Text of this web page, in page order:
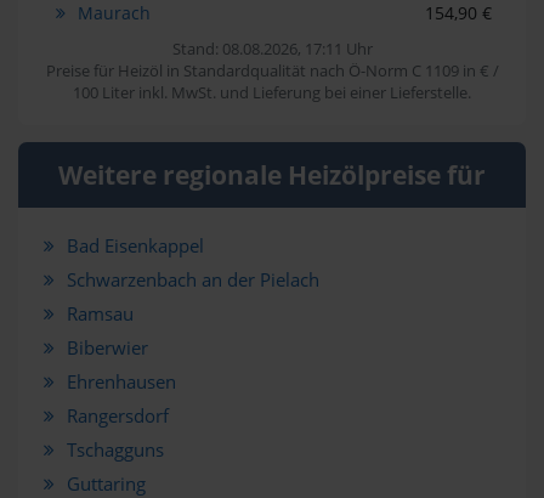
Maurach 154,90 €
Stand: 08.08.2026, 17:11 Uhr
Preise für Heizöl in Standardqualität nach Ö-Norm C 1109 in € /
100 Liter inkl. MwSt. und Lieferung bei einer Lieferstelle.
Weitere regionale Heizölpreise für
Bad Eisenkappel
Schwarzenbach an der Pielach
Ramsau
Biberwier
Ehrenhausen
Rangersdorf
Tschagguns
Guttaring